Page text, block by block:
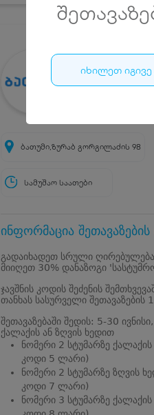
იხილეთ იგივე
სასტუმრო
5-30 ივნისი,
ქალაქის ან
ბათუმი,ზურაბ გორგილაძის 98
სამუშაო საათები
ინფორმაცია შეთავაზების
გადაიხადეთ სრული ღირებულება
მიიღეთ 30% დანაზოგი
ჯავშნის კოდის შეძენის
თანხას სასურველი შეთავაზების
შეთავაზებაში შედის: 5-30
ქალაქის ან ზღვის ხედით
ნომერი 2 სტუმარზე
კოდი 5 ლარი)
ნომერი 2 სტუმარზე ზღვის
კოდი 7 ლარი)
ნომერი 3 სტუმარზე